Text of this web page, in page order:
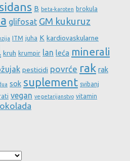
B beta-karoten brokula
glifosat GM kukuruz
ITM juha K kardiovaskularne
kruh krumpir lan leća minerali
pesticidi povrće rak rak
sok suplement svibanj
vegan vegetarijanstvo vitamin